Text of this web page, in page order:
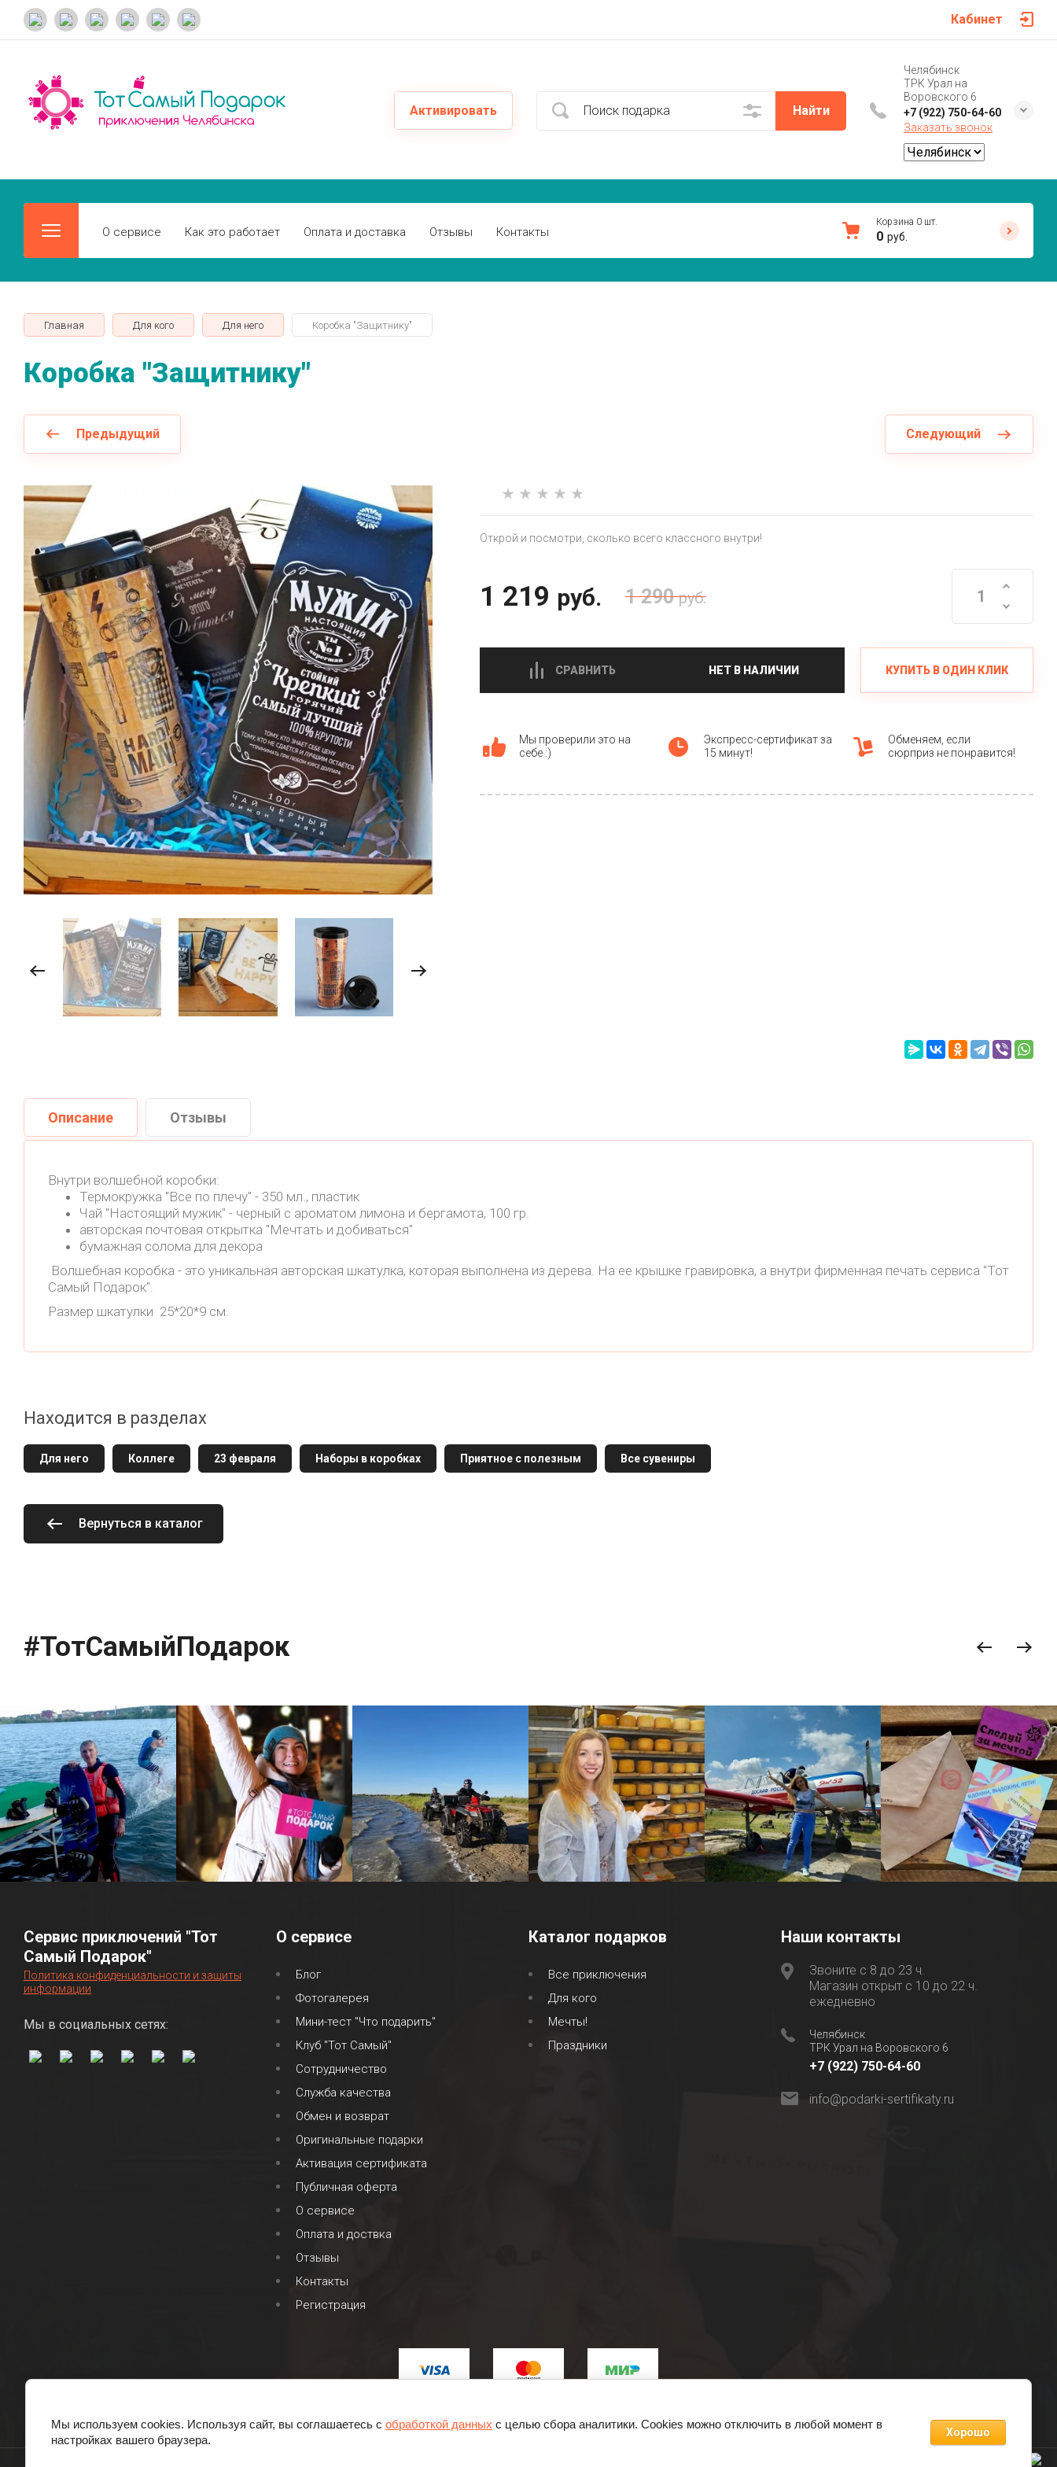
Кабинет
Активировать Найти
Челябинск
ТРК Урал на
Воровского 6
+7 (922) 750-64-60
Заказать звонок
О сервисе Как это работает Оплата и доставка Отзывы Контакты
Корзина 0 шт.
0 руб.
Главная Для кого Для него Коробка "Защитнику"
Коробка "Защитнику"
Предыдущий Следующий
Открой и посмотри, сколько всего классного внутри!
1 219 руб. 1 290 руб.
СРАВНИТЬ НЕТ В НАЛИЧИИ КУПИТЬ В ОДИН КЛИК
Мы проверили это на
себе :)
Экспресс-сертификат за
15 минут!
Обменяем, если
сюрприз не понравится!
Описание Отзывы
Внутри волшебной коробки:
Термокружка "Все по плечу" - 350 мл., пластик
Чай "Настоящий мужик" - черный с ароматом лимона и бергамота, 100 гр.
авторская почтовая открытка "Мечтать и добиваться"
бумажная солома для декора
Волшебная коробка - это уникальная авторская шкатулка, которая выполнена из дерева. На ее крышке гравировка, а внутри фирменная печать сервиса "Тот
Самый Подарок".
Размер шкатулки 25*20*9 см.
Находится в разделах
Для него Коллеге 23 февраля Наборы в коробках Приятное с полезным Все сувениры
Вернуться в каталог
#ТотСамыйПодарок
Сервис приключений "Тот
Самый Подарок"
Политика конфиденциальности и защиты
информации
Мы в социальных сетях:
О сервисе
Блог
Фотогалерея
Мини-тест "Что подарить"
Клуб "Тот Самый"
Сотрудничество
Служба качества
Обмен и возврат
Оригинальные подарки
Активация сертификата
Публичная оферта
О сервисе
Оплата и доствка
Отзывы
Контакты
Регистрация
Каталог подарков
Все приключения
Для кого
Мечты!
Праздники
Наши контакты
Звоните с 8 до 23 ч.
Магазин открыт с 10 до 22 ч.
ежедневно
Челябинск
ТРК Урал на Воровского 6
+7 (922) 750-64-60
info@podarki-sertifikaty.ru
Мы используем cookies. Используя сайт, вы соглашаетесь с обработкой данных с целью сбора аналитики. Cookies можно отключить в любой момент в
настройках вашего браузера.
Хорошо